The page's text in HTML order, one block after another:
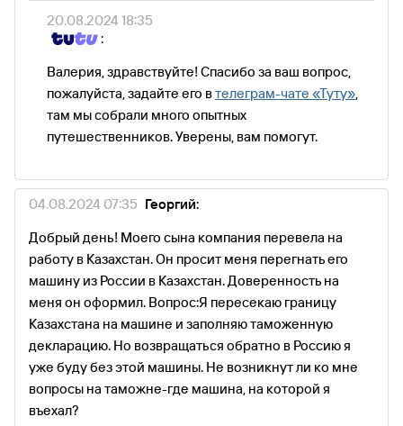
20.08.2024 18:35
:
Валерия, здравствуйте! Спасибо за ваш вопрос,
пожалуйста, задайте его втелеграм-чате «Туту»,
там мы собрали много опытных
путешественников. Уверены, вам помогут.
04.08.2024 07:35 Георгий:
Добрый день! Моего сына компания перевела на
работу в Казахстан. Он просит меня перегнать его
машину из России в Казахстан. Доверенность на
меня он оформил. Вопрос:Я пересекаю границу
Казахстана на машине и заполняю таможенную
декларацию. Но возвращаться обратно в Россию я
уже буду без этой машины. Не возникнут ли ко мне
вопросы на таможне-где машина, на которой я
въехал?